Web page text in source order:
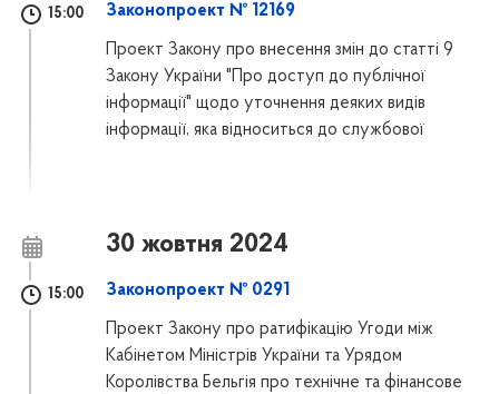
15:00 Законопроект № 12169
Проект Закону про внесення змін до статті 9
Закону України "Про доступ до публічної
інформації" щодо уточнення деяких видів
інформації, яка відноситься до службової
30 жовтня 2024
15:00 Законопроект № 0291
Проект Закону про ратифікацію Угоди між
Кабінетом Міністрів України та Урядом
Королівства Бельгія про технічне та фінансове